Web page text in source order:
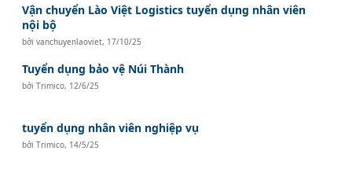
Vận chuyển Lào Việt Logistics tuyển dụng nhân viên
nội bộ
bởivanchuyenlaoviet, 17/10/25
Tuyển dụng bảo vệ Núi Thành
bởiTrimico, 12/6/25
tuyển dụng nhân viên nghiệp vụ
bởiTrimico, 14/5/25